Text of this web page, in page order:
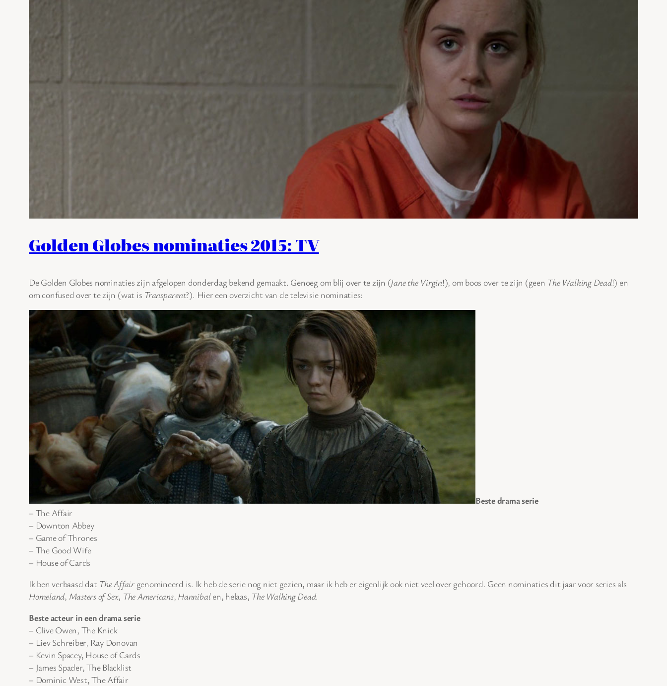
Golden Globes nominaties 2015: TV
De Golden Globes nominaties zijn afgelopen donderdag bekend gemaakt. Genoeg om blij over te zijn (Jane the Virgin!), om boos over te zijn (geen The Walking Dead!) en
om confused over te zijn (wat is Transparent?). Hier een overzicht van de televisie nominaties:
Beste drama serie
– The Affair
– Downton Abbey
– Game of Thrones
– The Good Wife
– House of Cards
Ik ben verbaasd dat The Affairgenomineerd is. Ik heb de serie nog niet gezien, maar ik heb er eigenlijk ook niet veel over gehoord. Geen nominaties dit jaar voor series als
Homeland, Masters of Sex, The Americans, Hannibalen, helaas, The Walking Dead.
Beste acteur in een drama serie
– Clive Owen, The Knick
– Liev Schreiber, Ray Donovan
– Kevin Spacey, House of Cards
– James Spader, The Blacklist
– Dominic West, The Affair